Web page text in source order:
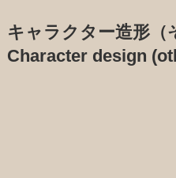
キャラクター造形（
Character design